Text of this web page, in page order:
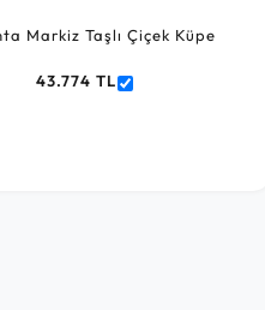
Markiz Taşlı Çiçek Küpe
43.774 TL